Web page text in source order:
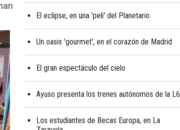
El eclipse, en una 'peli' del Planetario
Un oasis 'gourmet', en el corazón de Madrid
El gran espectáculo del cielo
Ayuso presenta los trenes autónomos de la L6
Los estudiantes de Becas Europa, en La